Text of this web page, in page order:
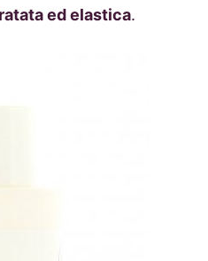
ed elastica.